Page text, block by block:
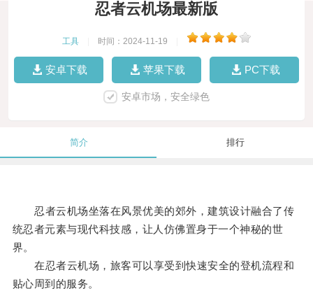
忍者云机场最新版
工具 时间：2024-11-19
安卓下载 苹果下载 PC下载
安卓市场，安全绿色
简介 排行
忍者云机场坐落在风景优美的郊外，建筑设计融合了传
统忍者元素与现代科技感，让人仿佛置身于一个神秘的世
界。
在忍者云机场，旅客可以享受到快速安全的登机流程和
贴心周到的服务。